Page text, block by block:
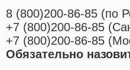
8 (800)200-86-85 (по
+7 (800)200-86-85 (
+7 (800)200-86-85 (
Обязательно